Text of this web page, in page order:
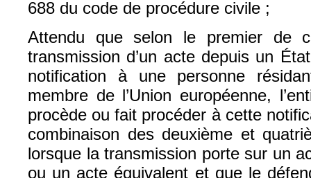
688 du code de procédure civile ;
Attendu que selon le premier de
transmission d’un acte depuis un
notification à une personne
membre de l’Union européenne,
procède ou fait procéder à cette
combinaison des deuxième et
lorsque la transmission porte sur un
ou un acte équivalent et que le